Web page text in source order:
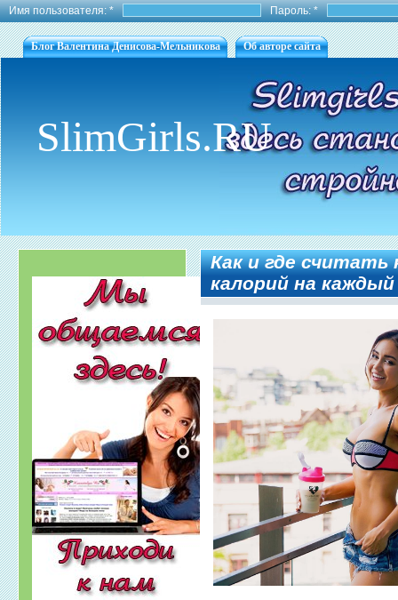
Имя пользователя:* Пароль:*
Блог Валентина Денисова-Мельникова Об авторе сайта
SlimGirls.RU
Как и где считать
калорий на каждый